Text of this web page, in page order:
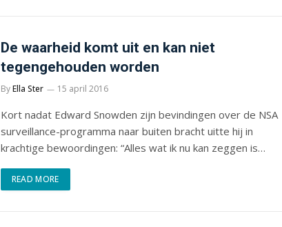
De waarheid komt uit en kan niet
tegengehouden worden
By Ella Ster 15 april 2016
Kort nadat Edward Snowden zijn bevindingen over de NSA
surveillance-programma naar buiten bracht uitte hij in
krachtige bewoordingen: “Alles wat ik nu kan zeggen is…
READ MORE